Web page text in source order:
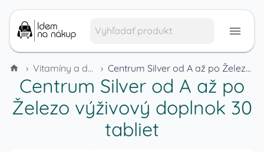
› Vitamíny a doplnky výživy › Centrum Silver od A až po Železo výživový doplnok 30 tabliet
Centrum Silver od A až po
Železo výživový doplnok 30
tabliet